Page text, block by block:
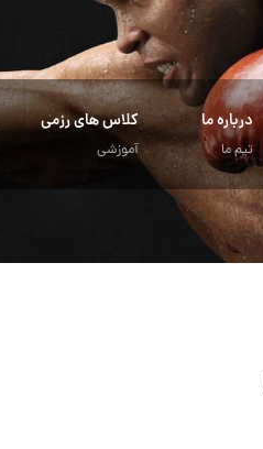
درباره ما
تیم ما
کلاس های رزمی
آموزشی